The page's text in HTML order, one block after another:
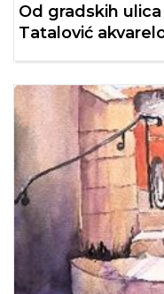
Od gradskih
Tatalović